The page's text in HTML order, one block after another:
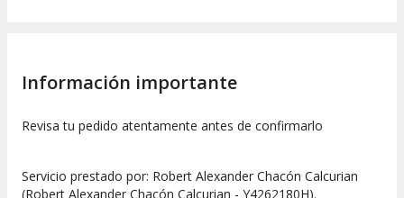
Información importante
Revisa tu pedido atentamente antes de confirmarlo
Servicio prestado por: Robert Alexander Chacón Calcurian
(Robert Alexander Chacón Calcurian - Y4262180H).